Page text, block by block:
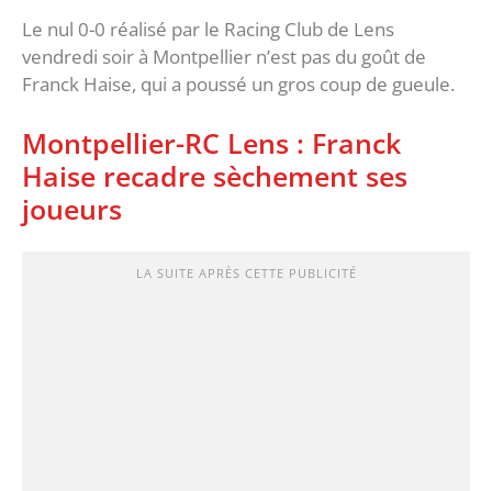
Le nul 0-0 réalisé par le Racing Club de Lens
vendredi soir à Montpellier n’est pas du goût de
Franck Haise, qui a poussé un gros coup de gueule.
Montpellier-RC Lens : Franck
Haise recadre sèchement ses
joueurs
LA SUITE APRÈS CETTE PUBLICITÉ